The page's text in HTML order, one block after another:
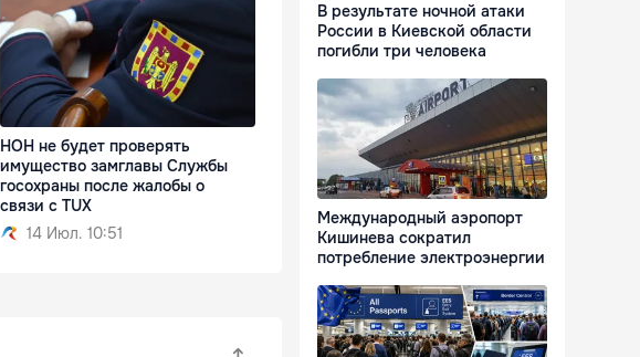
НОН не будет проверять
имущество замглавы Службы
госохраны после жалобы о
связи с TUX
14 Июл. 10:51
В результате ночной атаки
России в Киевской области
погибли три человека
Международный аэропорт
Кишинева сократил
потребление электроэнергии